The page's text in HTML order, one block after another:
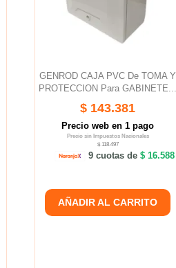
GENROD CAJA PVC De TOMA Y
PROTECCION Para GABINETE...
$ 143.381
Precio web en 1 pago
Precio sin Impuestos Nacionales
$ 118.497
9 cuotas de $ 16.588
AÑADIR AL CARRITO